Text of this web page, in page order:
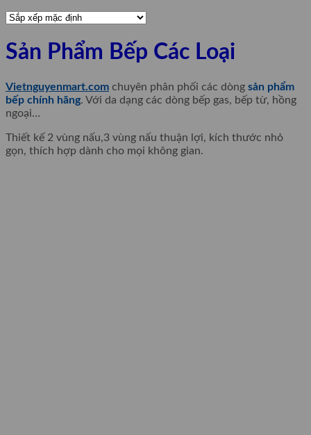
Sản Phẩm Bếp Các Loại
Vietnguyenmart.com chuyên phân phối các dòng sản phẩm
bếp chính hãng. Với da dạng các dòng bếp gas, bếp từ, hồng
ngoại…
Thiết kế 2 vùng nấu,3 vùng nấu thuận lợi, kích thước nhỏ
gọn, thích hợp dành cho mọi không gian.